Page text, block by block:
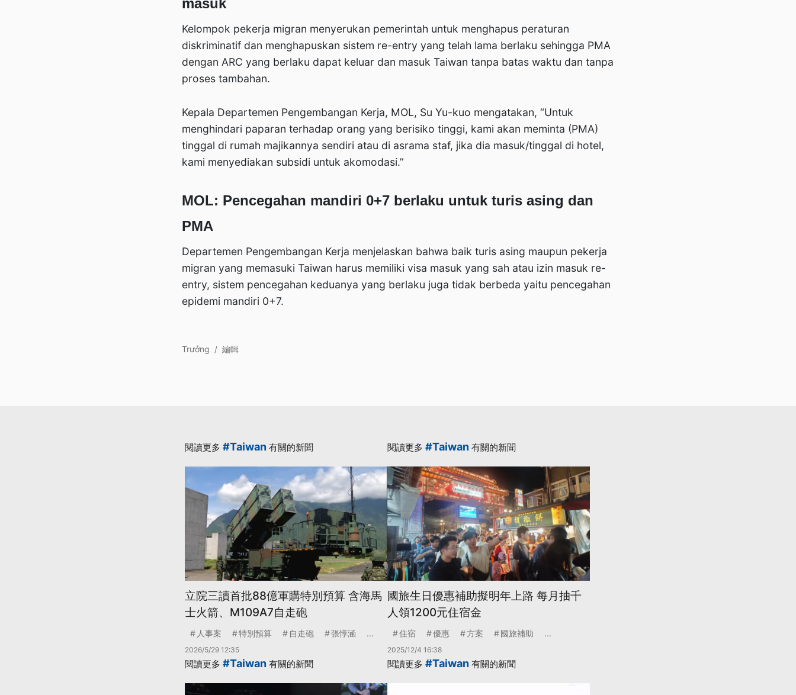
masuk
Kelompok pekerja migran menyerukan pemerintah untuk menghapus peraturan
diskriminatif dan menghapuskan sistem re-entry yang telah lama berlaku sehingga PMA
dengan ARC yang berlaku dapat keluar dan masuk Taiwan tanpa batas waktu dan tanpa
proses tambahan.
Kepala Departemen Pengembangan Kerja, MOL, Su Yu-kuo mengatakan, “Untuk
menghindari paparan terhadap orang yang berisiko tinggi, kami akan meminta (PMA)
tinggal di rumah majikannya sendiri atau di asrama staf, jika dia masuk/tinggal di hotel,
kami menyediakan subsidi untuk akomodasi.”
MOL: Pencegahan mandiri 0+7 berlaku untuk turis asing dan
PMA
Departemen Pengembangan Kerja menjelaskan bahwa baik turis asing maupun pekerja
migran yang memasuki Taiwan harus memiliki visa masuk yang sah atau izin masuk re-
entry, sistem pencegahan keduanya yang berlaku juga tidak berbeda yaitu pencegahan
epidemi mandiri 0+7.
Trưởng / 編輯
閱讀更多 #Taiwan 有關的新聞
立院三讀首批88億軍購特別預算 含海馬
士火箭、M109A7自走砲
人事案 特別預算 自走砲 張惇涵 ...
2026/5/29 12:35
閱讀更多 #Taiwan 有關的新聞
國旅生日優惠補助擬明年上路 每月抽千
人領1200元住宿金
住宿 優惠 方案 國旅補助 ...
2025/12/4 16:38
閱讀更多 #Taiwan 有關的新聞 閱讀更多 #Taiwan 有關的新聞